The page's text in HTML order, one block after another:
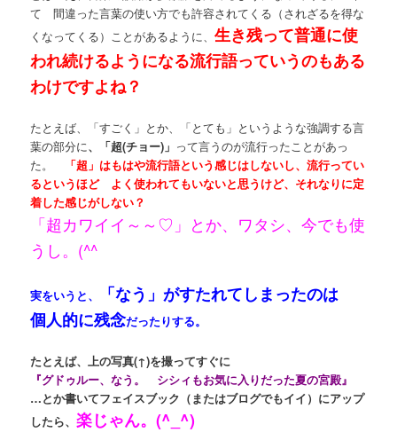
て 間違った言葉の使い方でも許容されてくる（されざるを得な
くなってくる）ことがあるように、生き残って普通に使
われ続けるようになる流行語っていうのもある
わけですよね？
たとえば、「すごく」とか、「とても」というような強調する言
葉の部分に、「超(チョー)」 って言うのが流行ったことがあっ
た。
「超」はもはや流行語という感じはしないし、流行ってい
るというほど よく使われてもいないと思うけど、それなりに定
着した感じがしない？
「超カワイイ～～♡」とか、ワタシ、今でも使
うし。(^^ゞ
実をいうと、
「なう」がすたれてしまったのは
個人的に残念だったりする。
たとえば、上の写真(↑)を撮ってすぐに
『グドゥルー、なう。 シシィもお気に入りだった夏の宮殿』
…とか書いてフェイスブック（またはブログでもイイ）にアップ
したら、楽じゃん。(^_^)